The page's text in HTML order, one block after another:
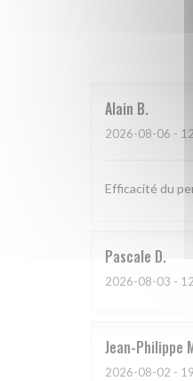
Alain B
2026-08-06 -
Efficacité du
Pascale D
2026-08-03 -
Jean-Philippe
2026-08-02 -